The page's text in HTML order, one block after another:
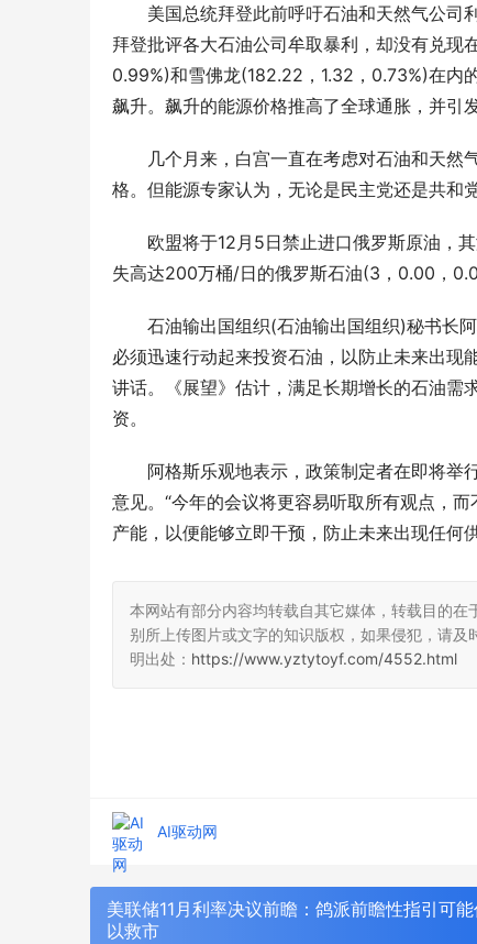
美国总统拜登此前呼吁石油和天然气公司
拜登批评各大石油公司牟取暴利，却没有兑现
0.99%)和雪佛龙(182.22，1.32，0.73%)在内
飙升。飙升的能源价格推高了全球通胀，并引
几个月来，白宫一直在考虑对石油和天然
格。但能源专家认为，无论是民主党还是共和
欧盟将于12月5日禁止进口俄罗斯原油，
失高达200万桶/日的俄罗斯石油(3，0.00，
石油输出国组织(石油输出国组织)秘书长
必须迅速行动起来投资石油，以防止未来出
讲话。《展望》估计，满足长期增长的石油需
资。
阿格斯乐观地表示，政策制定者在即将举
意见。“今年的会议将更容易听取所有观点，
产能，以便能够立即干预，防止未来出现任何
本网站有部分内容均转载自其它媒体，转载目的
别所上传图片或文字的知识版权，如果侵犯，请
明出处： https://www.yztytoyf.com/4552.html
AI驱动网
美联储11月利率决议前瞻：鸽派前瞻性指引可
以救市
以太之心牵手华为、阿里、三大运营商等
WAIC上共发智能体倡议
第十三